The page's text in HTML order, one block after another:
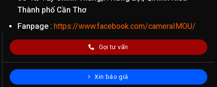
Thành phố Cần Thơ
Fanpage: https://www.facebook.com/cameraIMOU/
Gọi tư vấn
Xin báo giá